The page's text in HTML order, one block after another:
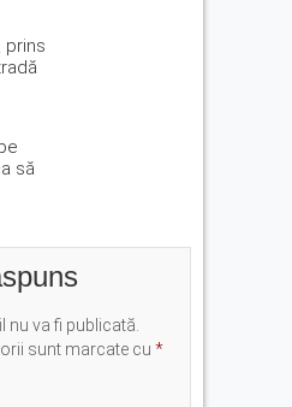
prins
să
nu va fi publicată.
sunt marcate cu *